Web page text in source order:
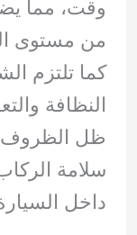
وقت، مما
من مستوى
كما تلتزم
النظافة
ظل الظروف
سلامة
داخل